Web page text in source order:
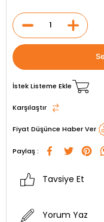
İstek Listeme Ekle
Karşılaştır
Fiyat Düşünce Haber Ver
Paylaş :
Tavsiye Et
Yorum Yaz